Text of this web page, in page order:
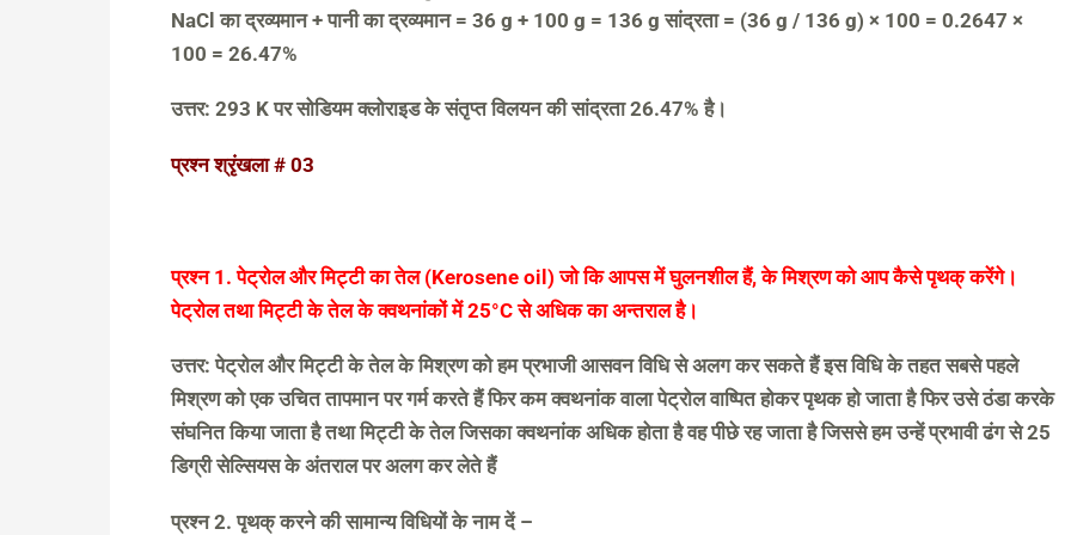
NaCl का द्रव्यमान + पानी का द्रव्यमान = 36 g + 100 g = 136 g सांद्रता = (36 g / 136 g) × 100 = 0.2647 ×
100 = 26.47%
उत्तर: 293 K पर सोडियम क्लोराइड के संतृप्त विलयन की सांद्रता 26.47% है।
प्रश्न श्रृंखला # 03
प्रश्न 1. पेट्रोल और मिट्टी का तेल (Kerosene oil) जो कि आपस में घुलनशील हैं, के मिश्रण को आप कैसे पृथक् करेंगे।
पेट्रोल तथा मिट्टी के तेल के क्वथनांकों में 25°C से अधिक का अन्तराल है।
उत्तर: पेट्रोल और मिट्टी के तेल के मिश्रण को हम प्रभाजी आसवन विधि से अलग कर सकते हैं इस विधि के तहत सबसे पहले
मिश्रण को एक उचित तापमान पर गर्म करते हैं फिर कम क्वथनांक वाला पेट्रोल वाष्पित होकर पृथक हो जाता है फिर उसे ठंडा करके
संघनित किया जाता है तथा मिट्टी के तेल जिसका क्वथनांक अधिक होता है वह पीछे रह जाता है जिससे हम उन्हें प्रभावी ढंग से 25
डिग्री सेल्सियस के अंतराल पर अलग कर लेते हैं
प्रश्न 2. पृथक् करने की सामान्य विधियों के नाम दें –